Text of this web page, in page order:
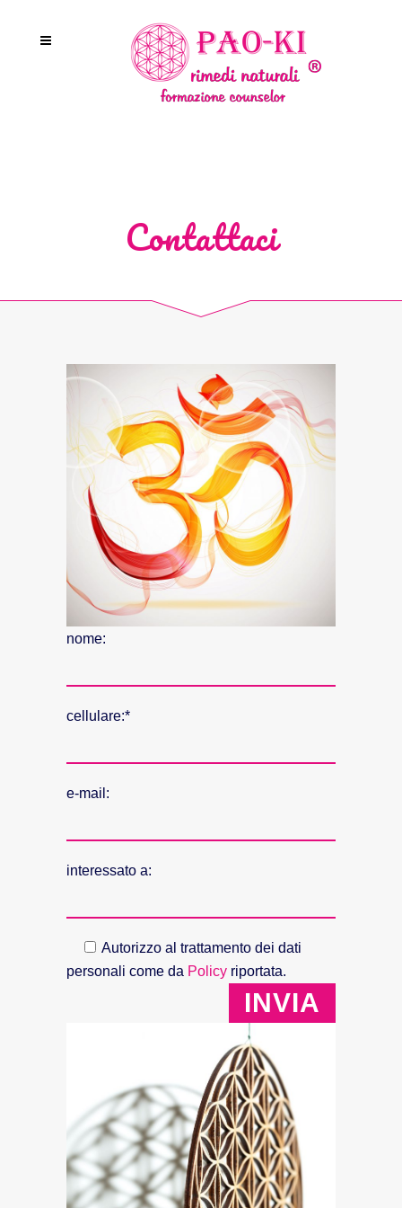
Contattaci
nome:
cellulare:*
e-mail:
interessato a:
Autorizzo al trattamento dei dati
personali come da Policy riportata.